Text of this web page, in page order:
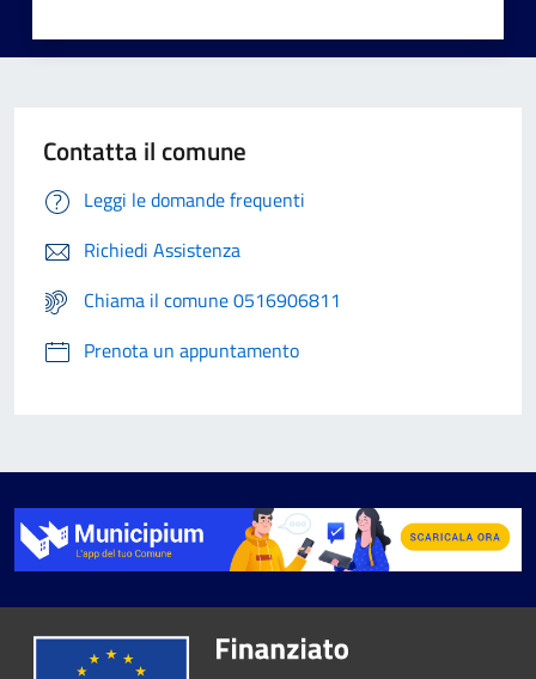
Contatta il comune
Leggi le domande frequenti
Richiedi Assistenza
Chiama il comune 0516906811
Prenota un appuntamento